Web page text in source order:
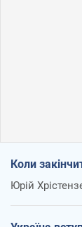
Коли
Юрій